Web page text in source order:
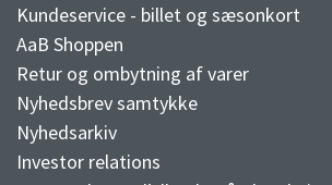
Kundeservice - billet og sæsonkort
AaB Shoppen
Retur og ombytning af varer
Nyhedsbrev samtykke
Nyhedsarkiv
Investor relations